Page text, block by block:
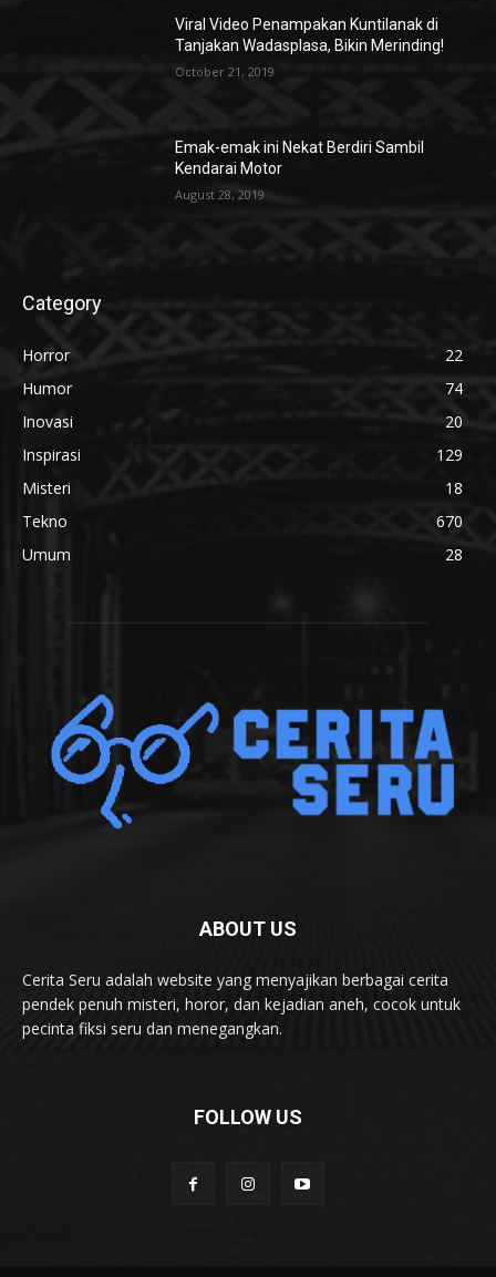
Viral Video Penampakan Kuntilanak di
Tanjakan Wadasplasa, Bikin Merinding!
October 21, 2019
Emak-emak ini Nekat Berdiri Sambil
Kendarai Motor
August 28, 2019
Category
Horror
22
Humor
74
Inovasi
20
Inspirasi
129
Misteri
18
Tekno
670
Umum
28
ABOUT US
Cerita Seru adalah website yang menyajikan berbagai cerita
pendek penuh misteri, horor, dan kejadian aneh, cocok untuk
pecinta fiksi seru dan menegangkan.
FOLLOW US